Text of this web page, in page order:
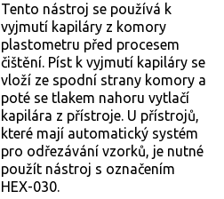
Tento nástroj se používá k
vyjmutí kapiláry z komory
plastometru před procesem
čištění. Píst k vyjmutí kapiláry se
vloží ze spodní strany komory a
poté se tlakem nahoru vytlačí
kapilára z přístroje. U přístrojů,
které mají automatický systém
pro odřezávání vzorků, je nutné
použít nástroj s označením
HEX-030.